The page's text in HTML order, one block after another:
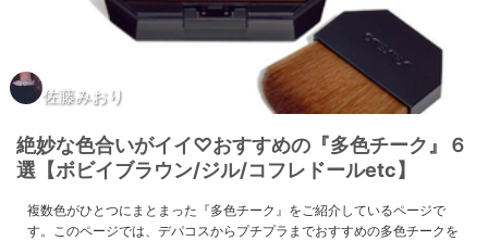
佐藤みおり
絶妙な色合いがイイ♡おすすめの『多色チーク』６
選【ボビイブラウン/ジル/コフレドールetc】
複数色がひとつにまとまった『多色チーク』をご紹介しているページで
す。このページでは、デパコスからプチプラまでおすすめの多色チークを